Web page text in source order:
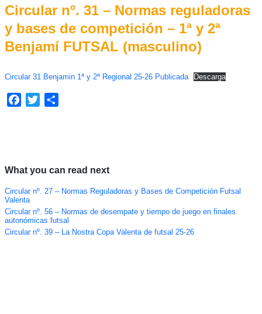
Circular nº. 31 – Normas reguladoras
y bases de competición – 1ª y 2ª
Benjamí FUTSAL (masculino)
Circular 31 Benjamin 1ª y 2ª Regional 25-26 Publicada Descarga
Facebook
Twitter
What you can read next
Circular nº. 27 – Normas Reguladoras y Bases de Competición Futsal
Valenta
Circular nº. 56 – Normas de desempate y tiempo de juego en finales
autonómicas futsal
Circular nº. 39 – La Nostra Copa Valenta de futsal 25-26